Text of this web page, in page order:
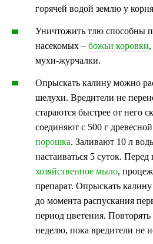
горячей водой землю у
Уничтожить тлю способны
насекомых – божьи коровки
мухи-журчалки.
Опрыскать калину можно
шелухи. Вредители не
стараются быстрее от него
соединяют с 500 г
порошка. Заливают 10 л
настаиваться 5 суток.
хозяйственное мыло,
препарат. Опрыскать
до момента распускания
период цветения.
неделю, пока вредители не